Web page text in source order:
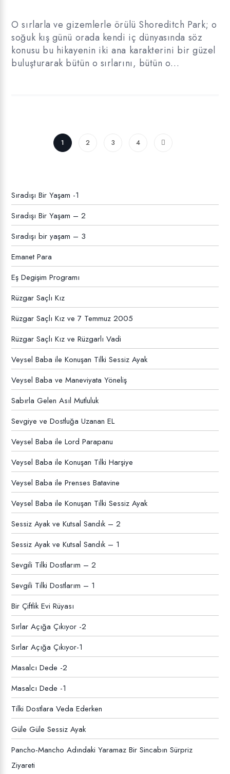
O sırlarla ve gizemlerle örülü Shoreditch Park; o
soğuk kış günü orada kendi iç dünyasında söz
konusu bu hikayenin iki ana karakterini bir güzel
buluşturarak bütün o sırlarını, bütün o…
1 2 3 4
Sıradışı Bir Yaşam -1
Sıradışı Bir Yaşam – 2
Sıradışı bir yaşam – 3
Emanet Para
Eş Degişim Programı
Rüzgar Saçlı Kız
Rüzgar Saçlı Kız ve 7 Temmuz 2005
Rüzgar Saçlı Kız ve Rüzgarlı Vadi
Veysel Baba ile Konuşan Tilki Sessiz Ayak
Veysel Baba ve Maneviyata Yöneliş
Sabırla Gelen Asıl Mutluluk
Sevgiye ve Dostluğa Uzanan EL
Veysel Baba ile Lord Parapanu
Veysel Baba ile Konuşan Tilki Harşiye
Veysel Baba ile Prenses Batavine
Veysel Baba ile Konuşan Tilki Sessiz Ayak
Sessiz Ayak ve Kutsal Sandık – 2
Sessiz Ayak ve Kutsal Sandık – 1
Sevgili Tilki Dostlarım – 2
Sevgili Tilki Dostlarım – 1
Bir Çiftlik Evi Rüyası
Sırlar Açığa Çıkıyor -2
Sırlar Açığa Çıkıyor-1
Masalcı Dede -2
Masalcı Dede -1
Tilki Dostlara Veda Ederken
Güle Güle Sessiz Ayak
Pancho-Mancho Adındaki Yaramaz Bir Sincabın Sürpriz
Ziyareti